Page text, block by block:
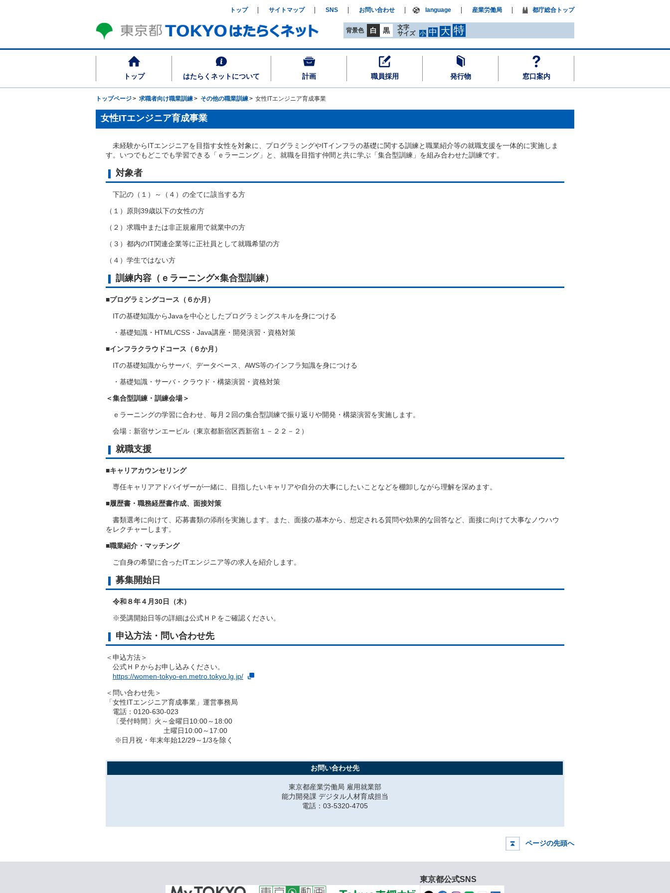
トップ はたらくネットについて 計画 職員採用 発行物 窓口案内
背景色 白 黒
文字
サイズ
小 中 大 特
トップ サイトマップ SNS お問い合わせ language 産業労働局 都庁総合トップ
トップページ 求職者向け職業訓練 その他の職業訓練 女性ITエンジニア育成事業
女性ITエンジニア育成事業
未経験からITエンジニアを目指す女性を対象に、プログラミングやITインフラの基礎に関する訓練と職業紹介等の就職支援を一体的に実施しま
す。いつでもどこでも学習できる「ｅラーニング」と、就職を目指す仲間と共に学ぶ「集合型訓練」を組み合わせた訓練です。
対象者
下記の（１）～（４）の全てに該当する方
（１）原則39歳以下の女性の方
（２）求職中または非正規雇用で就業中の方
（３）都内のIT関連企業等に正社員として就職希望の方
（４）学生ではない方
訓練内容（ｅラーニング×集合型訓練）
■プログラミングコース（６か月）
ITの基礎知識からJavaを中心としたプログラミングスキルを身につける
・基礎知識・HTML/CSS・Java講座・開発演習・資格対策
■インフラクラウドコース（６か月）
ITの基礎知識からサーバ、データベース、AWS等のインフラ知識を身につける
・基礎知識・サーバ・クラウド・構築演習・資格対策
＜集合型訓練・訓練会場＞
ｅラーニングの学習に合わせ、毎月２回の集合型訓練で振り返りや開発・構築演習を実施します。
会場：新宿サンエービル（東京都新宿区西新宿１－２２－２）
就職支援
■キャリアカウンセリング
専任キャリアアドバイザーが一緒に、目指したいキャリアや自分の大事にしたいことなどを棚卸しながら理解を深めます。
■履歴書・職務経歴書作成、面接対策
書類選考に向けて、応募書類の添削を実施します。また、 面接の基本から、想定される質問や効果的な回答など、面接に向けて大事なノウハウ
をレクチャーします。
■職業紹介・マッチング
ご自身の希望に合ったITエンジニア等の求人を紹介します。
募集開始日
令和８年４月30日（木）
※受講開始日等の詳細は公式ＨＰをご確認ください。
申込方法・問い合わせ先
＜申込方法＞
公式ＨＰからお申し込みください。
https://women-tokyo-en.metro.tokyo.lg.jp/
＜問い合わせ先＞
「女性ITエンジニア育成事業」運営事務局
電話：0120-630-023
〔受付時間〕火～金曜日10:00～18:00
土曜日10:00～17:00
※日月祝・年末年始12/29～1/3を除く
お問い合わせ先
東京都産業労働局 雇用就業部
能力開発課 デジタル人材育成担当
電話：03-5320-4705
ページの先頭へ
東京都公式SNS